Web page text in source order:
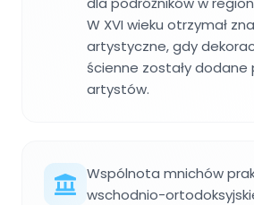
W XVI wieku otrzymał
artystyczne, gdy
ścienne zostały dodane
artystów.
Wspólnota mnichów
wschodnio-